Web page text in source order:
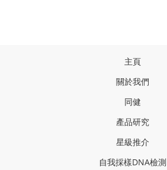
主頁
關於我們
同健
產品研究
星級推介
自我採樣DNA檢測